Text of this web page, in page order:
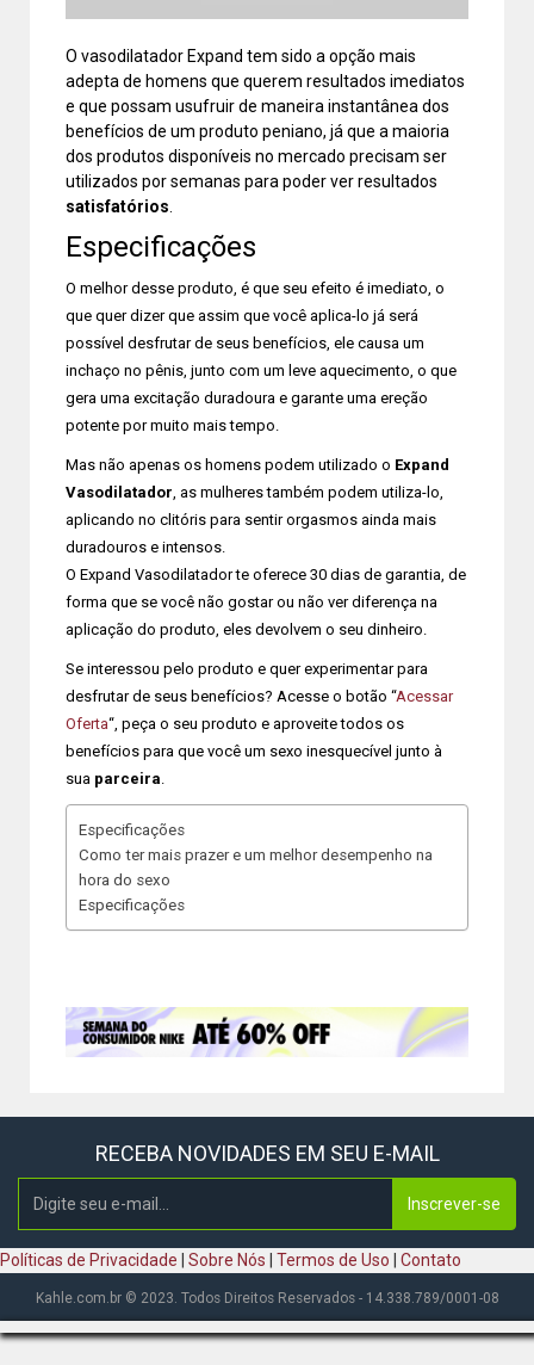
O vasodilatador Expand tem sido a opção mais
adepta de homens que querem resultados imediatos
e que possam usufruir de maneira instantânea dos
benefícios de um produto peniano, já que a maioria
dos produtos disponíveis no mercado precisam ser
utilizados por semanas para poder ver resultados
satisfatórios
Especificações
O melhor desse produto, é que seu efeito é imediato, o
que quer dizer que assim que você aplica-lo já será
possível desfrutar de seus benefícios, ele causa um
inchaço no pênis, junto com um leve aquecimento, o que
gera uma excitação duradoura e garante uma ereção
potente por muito mais tempo.
Mas não apenas os homens podem utilizado o Expand
Vasodilatador, as mulheres também podem utiliza-lo,
aplicando no clitóris para sentir orgasmos ainda mais
duradouros e intensos.
O Expand Vasodilatador te oferece 30 dias de garantia, de
forma que se você não gostar ou não ver diferença na
aplicação do produto, eles devolvem o seu dinheiro.
Se interessou pelo produto e quer experimentar para
desfrutar de seus benefícios? Acesse o botão “Acessar
Oferta“, peça o seu produto e aproveite todos os
benefícios para que você um sexo inesquecível junto à
sua parceira.
Especificações
Como ter mais prazer e um melhor desempenho na
hora do sexo
Especificações
RECEBA NOVIDADES EM SEU E-MAIL
Inscrever-se
Políticas de Privacidade Sobre Nós Termos de Uso Contato
Kahle.com.br © 2023. Todos Direitos Reservados - 14.338.789/0001-08